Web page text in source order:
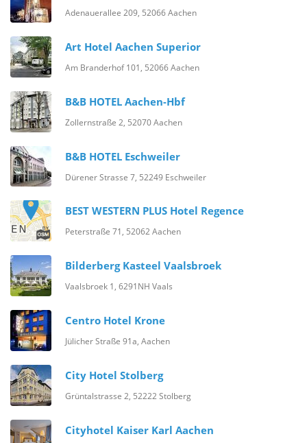
Adenauerallee 209, 52066 Aachen
Art Hotel Aachen Superior
Am Branderhof 101, 52066 Aachen
B&B HOTEL Aachen-Hbf
Zollernstraße 2, 52070 Aachen
B&B HOTEL Eschweiler
Dürener Strasse 7, 52249 Eschweiler
BEST WESTERN PLUS Hotel Regence
Peterstraße 71, 52062 Aachen
Bilderberg Kasteel Vaalsbroek
Vaalsbroek 1, 6291NH Vaals
Centro Hotel Krone
Jülicher Straße 91a, Aachen
City Hotel Stolberg
Grüntalstrasse 2, 52222 Stolberg
Cityhotel Kaiser Karl Aachen